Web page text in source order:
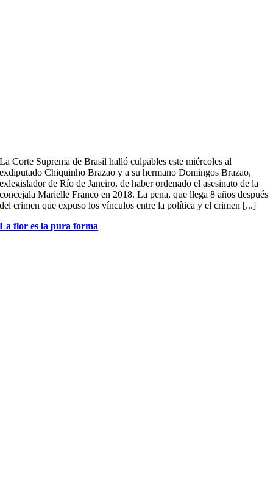
La Corte Suprema de Brasil halló culpables este miércoles al
exdiputado Chiquinho Brazao y a su hermano Domingos Brazao,
exlegislador de Río de Janeiro, de haber ordenado el asesinato de la
concejala Marielle Franco en 2018. La pena, que llega 8 años después
del crimen que expuso los vínculos entre la política y el crimen [...]
La flor es la pura forma